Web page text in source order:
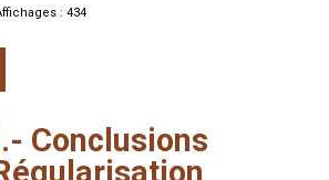
: 434
Conclusions